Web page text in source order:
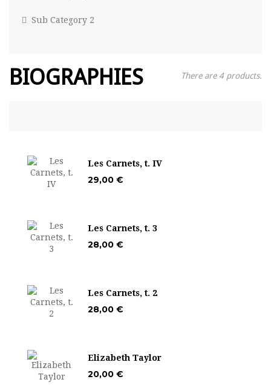
Sub Category 2
BIOGRAPHIES There are 4 products.
Les Carnets, t. IV
29,00 €
Les Carnets, t. 3
28,00 €
Les Carnets, t. 2
28,00 €
Elizabeth Taylor
20,00 €